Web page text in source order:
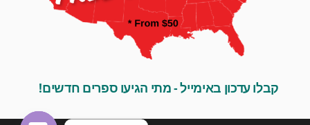
קבלו עדכון באימייל - מתי הגיעו ספרים חדשים!